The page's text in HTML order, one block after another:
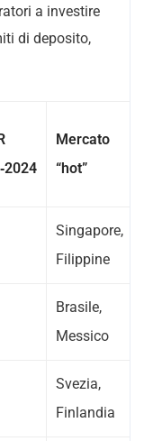
a investire
di deposito,
Mercato
“hot”
Singapore,
Filippine
Brasile,
Messico
Svezia,
Finlandia